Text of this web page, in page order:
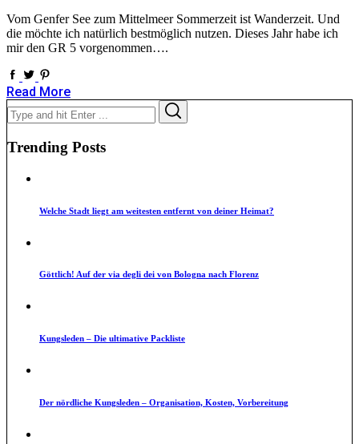
Vom Genfer See zum Mittelmeer Sommerzeit ist Wanderzeit. Und
die möchte ich natürlich bestmöglich nutzen. Dieses Jahr habe ich
mir den GR 5 vorgenommen….
Read More
Search
for:
Trending Posts
Welche Stadt liegt am weitesten entfernt von deiner Heimat?
Göttlich! Auf der via degli dei von Bologna nach Florenz
Kungsleden – Die ultimative Packliste
Der nördliche Kungsleden – Organisation, Kosten, Vorbereitung